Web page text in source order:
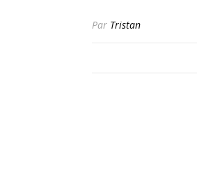
Par Tristan